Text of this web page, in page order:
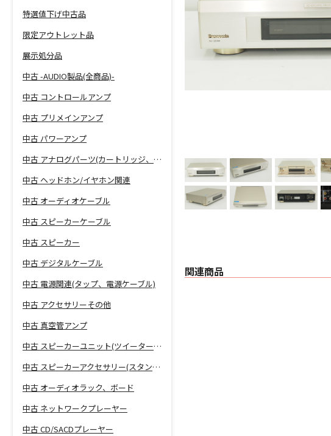
特選値下げ中古品
限定アウトレット品
展示処分品
中古 -AUDIO製品(全商品)-
中古 コントロールアンプ
中古 プリメインアンプ
中古 パワーアンプ
中古 アナログパーツ(カートリッジ、シェル等)
中古 ヘッドホン/イヤホン関連
中古 オーディオケーブル
中古 スピーカーケーブル
中古 スピーカー
中古 デジタルケーブル
中古 電源関連(タップ、電源ケーブル)
中古 アクセサリーその他
中古 真空管アンプ
中古 スピーカーユニット(ツイーター、ウーファー等)
中古 スピーカーアクセサリー(スタンド等)
中古 オーディオラック、ボード
中古 ネットワークプレーヤー
中古 CD/SACDプレーヤー
関連商品